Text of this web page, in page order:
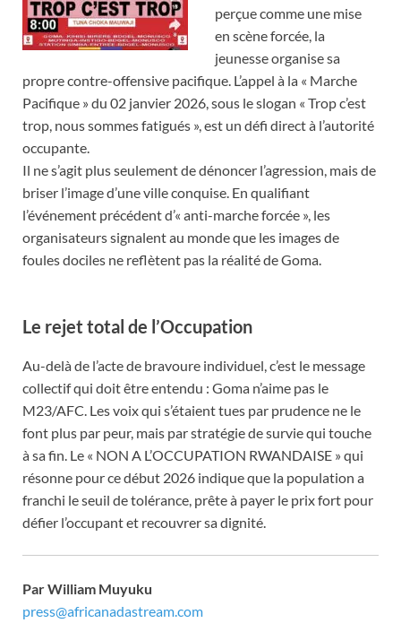
perçue comme une mise
en scène forcée, la
jeunesse organise sa
propre contre-offensive pacifique. L’appel à la « Marche
Pacifique » du 02 janvier 2026, sous le slogan « Trop c’est
trop, nous sommes fatigués », est un défi direct à l’autorité
occupante.
​Il ne s’agit plus seulement de dénoncer l’agression, mais de
briser l’image d’une ville conquise. En qualifiant
l’événement précédent d’« anti-marche forcée », les
organisateurs signalent au monde que les images de
foules dociles ne reflètent pas la réalité de Goma.
Le rejet total de l’Occupation
Au-delà de l’acte de bravoure individuel, c’est le message
collectif qui doit être entendu : Goma n’aime pas le
M23/AFC. Les voix qui s’étaient tues par prudence ne le
font plus par peur, mais par stratégie de survie qui touche
à sa fin. Le « NON A L’OCCUPATION RWANDAISE » qui
résonne pour ce début 2026 indique que la population a
franchi le seuil de tolérance, prête à payer le prix fort pour
défier l’occupant et recouvrer sa dignité.
Par William Muyuku
press@africanadastream.com